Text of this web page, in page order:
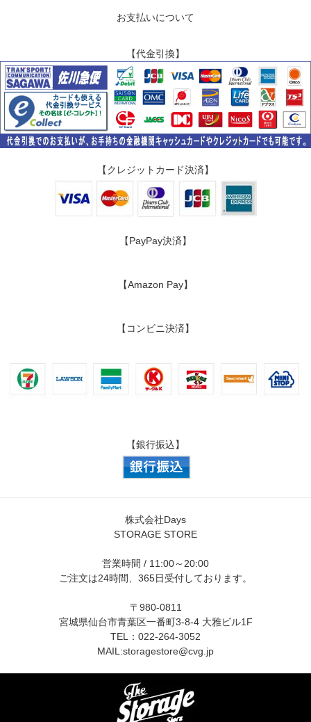
お支払いについて
【代金引換】
【クレジットカード決済】
【PayPay決済】
【Amazon Pay】
【コンビニ決済】
【銀行振込】
株式会社Days
STORAGE STORE
営業時間 / 11:00～20:00
ご注文は24時間、365日受付しております。
〒980-0811
宮城県仙台市青葉区一番町3-8-4 大雅ビル1F
TEL：022-264-3052
MAIL:storagestore@cvg.jp